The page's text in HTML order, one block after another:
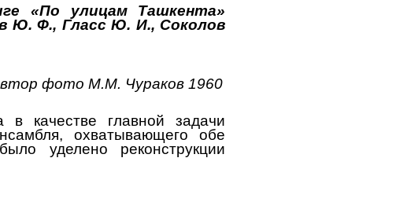
«По улицам Ташкента»
Ю. Ф., Гласс Ю. И., Соколов
фото М.М. Чураков 1960
в качестве главной задачи
охватывающего обе
уделено реконструкции